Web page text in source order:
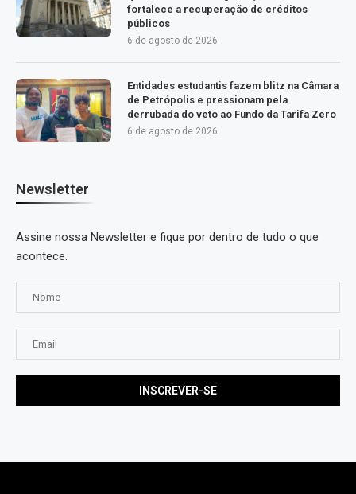
fortalece a recuperação de créditos
públicos
6 de agosto de 2026
Entidades estudantis fazem blitz na Câmara
de Petrópolis e pressionam pela
derrubada do veto ao Fundo da Tarifa Zero
6 de agosto de 2026
Newsletter
Assine nossa Newsletter e fique por dentro de tudo o que
acontece.